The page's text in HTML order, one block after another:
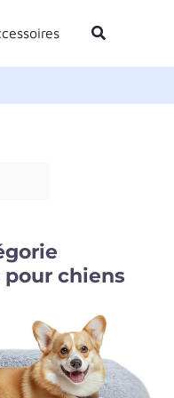
Rechercher
pour chiens